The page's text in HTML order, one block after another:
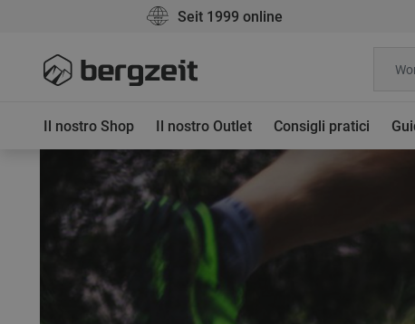
Seit 1999 online
Il nostro Shop Il nostro Outlet Consigli pratici